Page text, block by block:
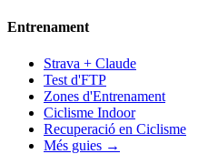
Entrenament
Strava + Claude
Test d'FTP
Zones d'Entrenament
Ciclisme Indoor
Recuperació en Ciclisme
Més guies →